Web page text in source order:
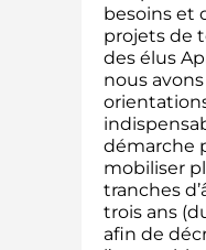
besoins et
projets de
des élus
nous
démarche
mobiliser
tranches
trois ans
afin de